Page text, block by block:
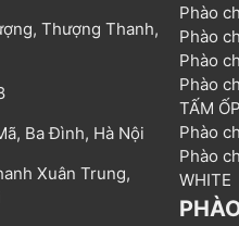
Thượng Thanh,
Ba Đình, Hà Nội
Xuân Trung,
Phào
Phào
Phào
Phào
TẤM
Phào
Phào
WHITE